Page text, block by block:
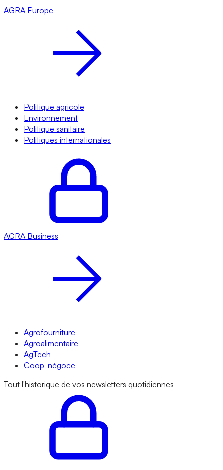
AGRA Europe
Politique agricole
Environnement
Politique sanitaire
Politiques internationales
AGRA Business
Agrofourniture
Agroalimentaire
AgTech
Coop-négoce
Tout l'historique de vos newsletters quotidiennes